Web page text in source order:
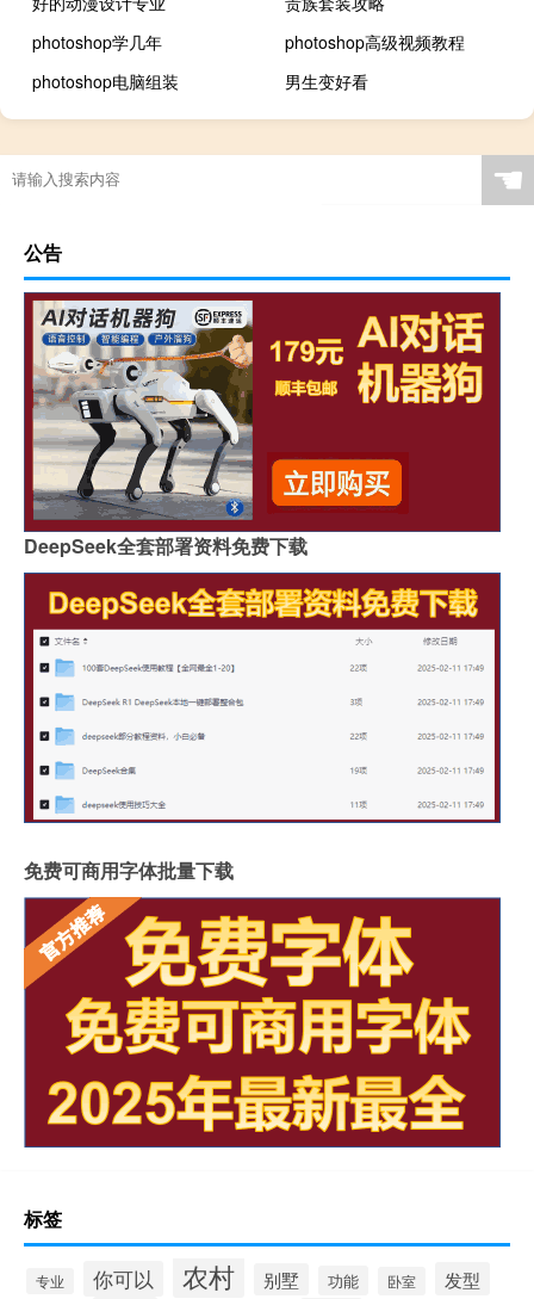
photoshop学几年
photoshop高级视频教程
photoshop电脑组装
男生变好看
☚
公告
DeepSeek全套部署资料免费下载
免费可商用字体批量下载
标签
专业 你可以 农村 别墅 功能 卧室 发型